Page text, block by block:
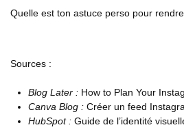
Quelle est ton astuce perso pour
Sources :
Blog Later :How to Plan Your
Canva Blog :Créer un feed
HubSpot :Guide de l’identité